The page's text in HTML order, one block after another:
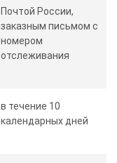
Почтой России,
заказным письмом с
номером
отслеживания
в течение 10
календарных дней